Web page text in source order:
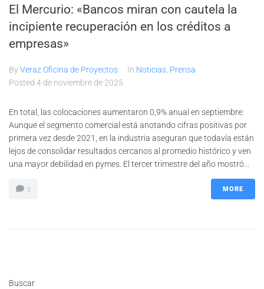
El Mercurio: «Bancos miran con cautela la
incipiente recuperación en los créditos a
empresas»
ByVeraz Oficina de Proyectos In Noticias, Prensa
Posted 4 de noviembre de 2025
En total, las colocaciones aumentaron 0,9% anual en septiembre:
Aunque el segmento comercial está anotando cifras positivas por
primera vez desde 2021, en la industria aseguran que todavía están
lejos de consolidar resultados cercanos al promedio histórico y ven
una mayor debilidad en pymes. El tercer trimestre del año mostró...
0 MORE
Buscar